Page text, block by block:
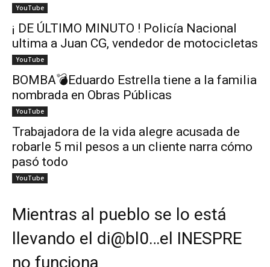
YouTube
¡ DE ÚLTIMO MINUTO ! Policía Nacional
ultima a Juan CG, vendedor de motocicletas
YouTube
BOMBA💣Eduardo Estrella tiene a la familia
nombrada en Obras Públicas
YouTube
Trabajadora de la vida alegre acusada de
robarle 5 mil pesos a un cliente narra cómo
pasó todo
YouTube
Mientras al pueblo se lo está
llevando el di@bl0…el INESPRE
no funciona